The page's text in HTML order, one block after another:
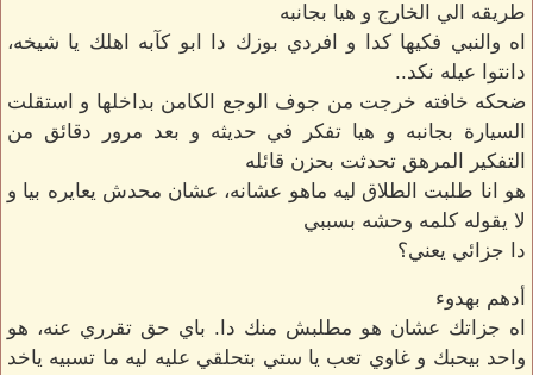
طريقه الي الخارج و هيا بجانبه
اه والنبي فكيها كدا و افردي بوزك دا ابو كآبه اهلك يا شيخه،
دانتوا عيله نكد..
ضحكه خافته خرجت من جوف الوجع الكامن بداخلها و استقلت
السيارة بجانبه و هيا تفكر في حديثه و بعد مرور دقائق من
التفكير المرهق تحدثت بحزن قائله
هو انا طلبت الطلاق ليه ماهو عشانه، عشان محدش يعايره بيا و
لا يقوله كلمه وحشه بسببي
دا جزائي يعني؟
أدهم بهدوء
اه جزاتك عشان هو مطلبش منك دا. باي حق تقرري عنه، هو
واحد بيحبك و غاوي تعب يا ستي بتحلقي عليه ليه ما تسبيه ياخد